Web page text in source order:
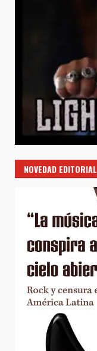
NOVEDAD EDITORIAL